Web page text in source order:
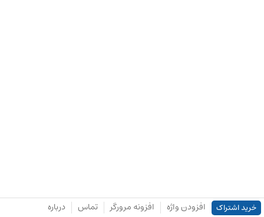
خرید اشتراک افزودن واژه افزونه مرورگر تماس درباره